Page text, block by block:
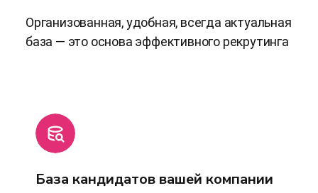
Организованная, удобная, всегда актуальная
база — это основа эффективного рекрутинга
База кандидатов вашей компании